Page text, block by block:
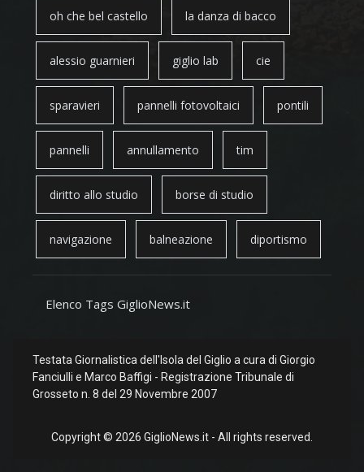
oh che bel castello la danza di bacco
alessio guarnieri giglio lab cie
sparavieri pannelli fotovoltaici pontili
pannelli annullamento tim
diritto allo studio borse di studio
navigazione balneazione diportismo
Elenco Tags GiglioNews.it
Testata Giornalistica dell'Isola del Giglio a cura di Giorgio
Fanciulli e Marco Baffigi - Registrazione Tribunale di
Grosseto n. 8 del 29 Novembre 2007
Copyright © 2026 GiglioNews.it - All rights reserved.